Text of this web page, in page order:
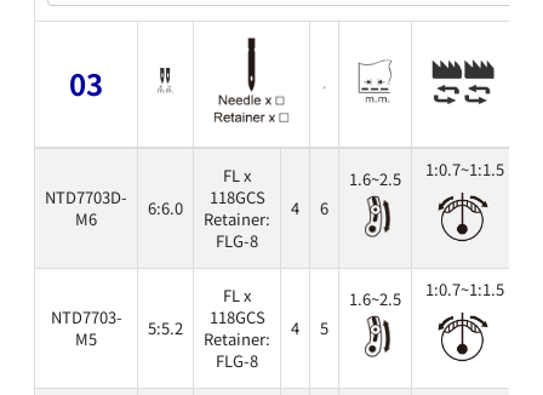
03
NTD7703D-
M6
6:6.0
FL x
118GCS
Retainer:
FLG-8
4 6
1.6~2.5
1:0.7~1:1.5
NTD7703-
M5
5:5.2
FL x
118GCS
Retainer:
FLG-8
4 5
1.6~2.5
1:0.7~1:1.5